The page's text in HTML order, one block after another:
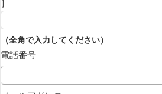
］
（全角で入力してください）
電話番号